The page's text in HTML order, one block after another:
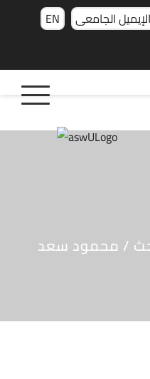
EN الجامعى
/ محمود سعد